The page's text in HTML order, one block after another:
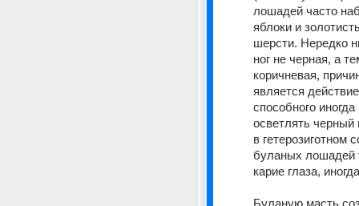
лошадей часто
яблоки и
шерсти. Нередко
ног не черная, а
коричневая,
является
способного иногда
осветлять черный
в гетерозиготном
буланых лошадей
карие глаза,
Буланую масть